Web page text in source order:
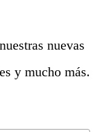
nuevas
y mucho más.